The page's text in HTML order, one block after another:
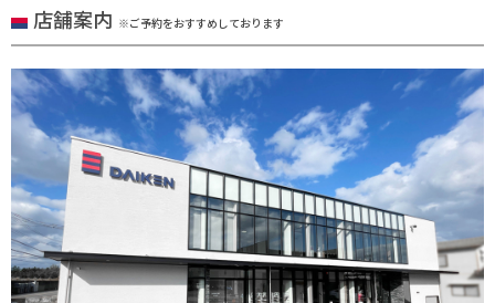
店舗案内 ※ご予約をおすすめしております